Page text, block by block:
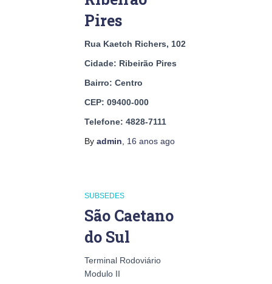
Pires
Rua Kaetch Richers, 102
Cidade: Ribeirão Pires
Bairro: Centro
CEP: 09400-000
Telefone: 4828-7111
By admin 16 anos ago
SUBSEDES
São Caetano
do Sul
Terminal Rodoviário
Modulo II